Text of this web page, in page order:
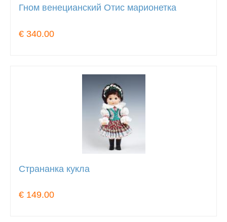
Гном венецианский Отис марионетка
€ 340.00
Странанка кукла
€ 149.00